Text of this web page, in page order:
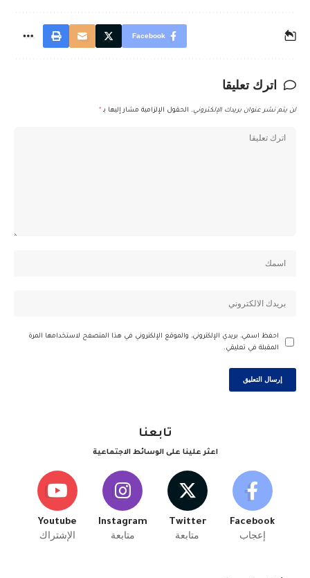
Facebook
اترك تعليقا
لن يتم نشر عنوان بريدك الإلكتروني. الحقول الإلزامية مشار إليها بـ *
احفظ اسمي، بريدي الإلكتروني، والموقع الإلكتروني في هذا المتصفح لاستخدامها المرة
المقبلة في تعليقي.
تابعنا
اعثر علينا على الوسائط الاجتماعية
Facebook
إعجاب
Twitter
متابعة
Instagram
متابعة
Youtube
الإشتراك